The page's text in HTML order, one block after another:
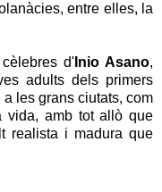
entre elles, la
d' Inio Asano,
adults dels primers
les grans ciutats, com
vida, amb tot allò que
realista i madura que